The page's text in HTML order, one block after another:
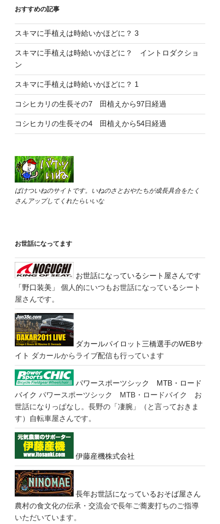
おすすめの記事
スキマに手植えは時給いかほどに？ 3
スキマに手植えは時給いかほどに？ イントロダクショ
ン
スキマに手植えは時給いかほどに？ 1
コシヒカリの生長その7 田植えから97日経過
コシヒカリの生長その4 田植えから54日経過
ばけついねのサイトです。いねのさとおやたちが成長具合をたく
さんアップしてくれたらいいな
お世話になってます
お世話になっているシート屋さんです
「野口装美」
個人的にいつもお世話になっているシート
屋さんです。
ダカールパイロット三橋選手のWEBサ
イト ダカールからライブ配信も行っています
パワースポーツシック MTB・ロード
バイク パワースポーツシック MTB・ロードバイク お
世話になりっぱなし。長野の「凄腕」（と言っておきま
す）自転車屋さんです。
伊藤産機株式会社
長年お世話になっているおそば屋さん
農村の食文化の伝承・交流会で長年ご蕎麦打ちのご指導
いただいています。